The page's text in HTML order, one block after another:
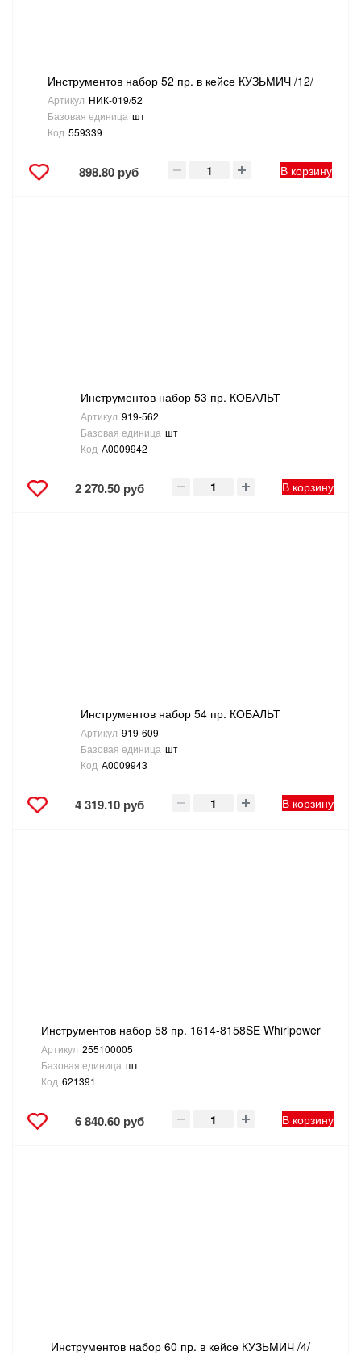
Инструментов набор 52 пр. в кейсе КУЗЬМИЧ /12/
Артикул НИК-019/52
Базовая единица шт
Код 559339
898.80 руб В корзину
Инструментов набор 53 пр. КОБАЛЬТ
Артикул 919-562
Базовая единица шт
Код А0009942
2 270.50 руб В корзину
Инструментов набор 54 пр. КОБАЛЬТ
Артикул 919-609
Базовая единица шт
Код А0009943
4 319.10 руб В корзину
Инструментов набор 58 пр. 1614-8158SE Whirlpower
Артикул 255100005
Базовая единица шт
Код 621391
6 840.60 руб В корзину
Инструментов набор 60 пр. в кейсе КУЗЬМИЧ /4/